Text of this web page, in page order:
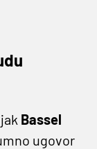
Bassel
ugovor